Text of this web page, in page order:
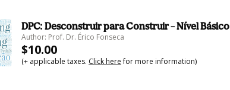
DPC: Desconstruir para Construir – Nível Básico
Author: Prof. Dr. Érico Fonseca
$10.00
(+ applicable taxes. Click herefor more information)